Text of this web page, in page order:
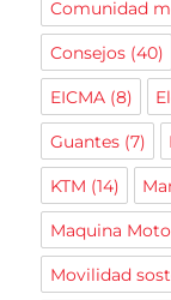
Comunidad
Consejos(40)
EICMA(8)
Guantes(7)
KTM (14)
Maquina
Movilidad